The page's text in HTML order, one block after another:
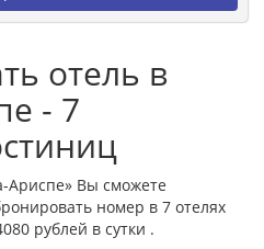
отель в
- 7
Ариспе» Вы сможете
номер в 7 отелях
рублей в сутки .